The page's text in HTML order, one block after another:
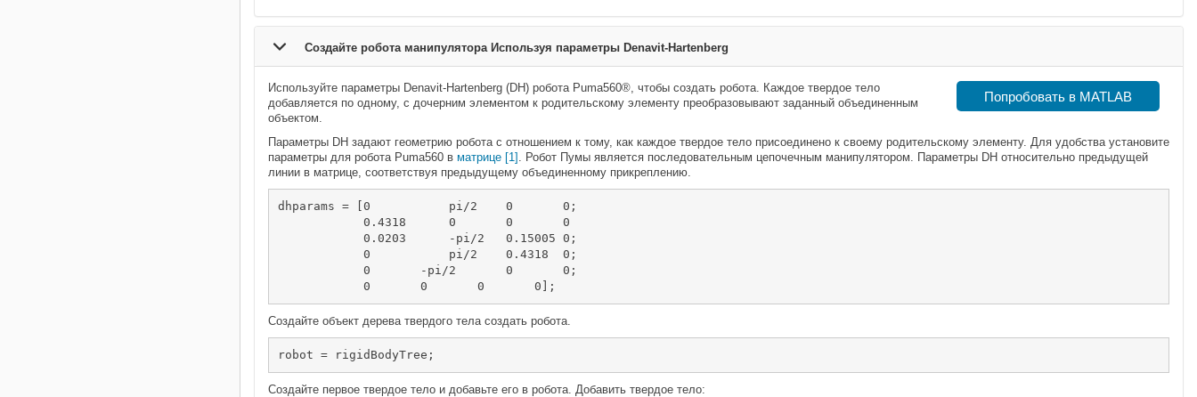
Создайте робота манипулятора Используя параметры Denavit-Hartenberg
Попробовать в MATLAB
Используйте параметры Denavit-Hartenberg (DH) робота Puma560®, чтобы создать робота. Каждое твердое тело
добавляется по одному, с дочерним элементом к родительскому элементу преобразовывают заданный объединенным
объектом.
Параметры DH задают геометрию робота с отношением к тому, как каждое твердое тело присоединено к своему родительскому элементу. Для удобства установите
параметры для робота Puma560 в матрице [1] . Робот Пумы является последовательным цепочечным манипулятором. Параметры DH относительно предыдущей
линии в матрице, соответствуя предыдущему объединенному прикреплению.
dhparams = [0   	pi/2	0   	0;
            0.4318	0       0       0
            0.0203	-pi/2	0.15005	0;
            0   	pi/2	0.4318	0;
            0       -pi/2	0   	0;
            0       0       0       0];
Создайте объект дерева твердого тела создать робота.
robot = rigidBodyTree;
Создайте первое твердое тело и добавьте его в робота. Добавить твердое тело: